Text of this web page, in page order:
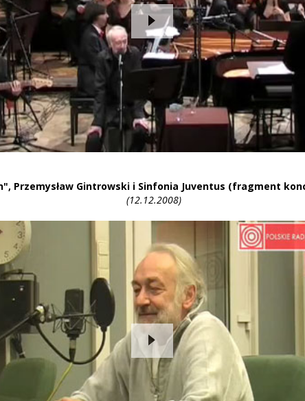
Przemysław Gintrowski i Sinfonia Juventus (fragment
(12.12.2008)